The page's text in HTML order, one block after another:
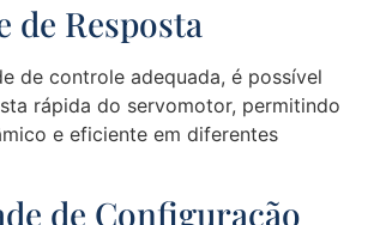
de Resposta
de controle adequada, é possível
rápida do servomotor, permitindo
e eficiente em diferentes
de Configuração